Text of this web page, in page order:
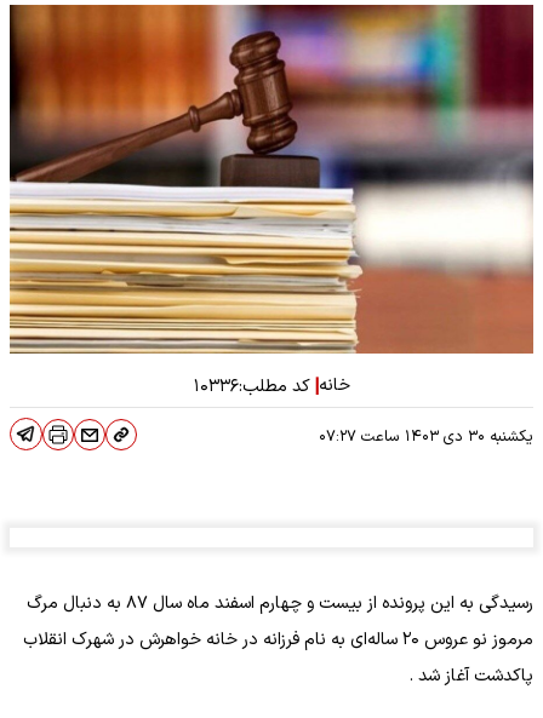
خانه| کد مطلب:۱۰۳۳۶
یکشنبه ۳۰ دی ۱۴۰۳ ساعت
رسیدگی به این پرونده از بیست و چهارم اسفند ماه سال ۸۷ به دنبال مرگ
مرموز نو عروس ۲۰ ساله‌ای به نام فرزانه در خانه خواهرش در شهرک انقلاب
پاکدشت آغاز شد .